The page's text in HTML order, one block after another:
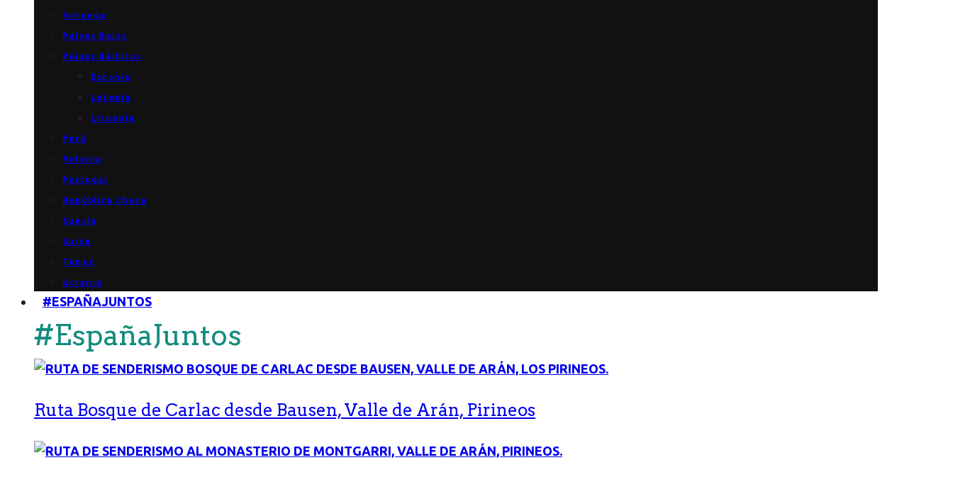
Noruega
Países Bajos
Países Bálticos
Estonia
Letonia
Lituania
Perú
Polonia
Portugal
República Checa
Suecia
Suiza
Túnez
Ucrania
#ESPAÑAJUNTOS
#EspañaJuntos
Ruta Bosque de Carlac desde Bausen, Valle de Arán, Pirineos